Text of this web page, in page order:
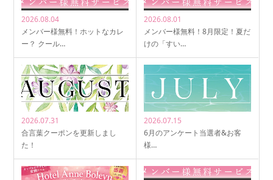
2026.08.04
メンバー様無料！ホットなカレ
ー？ クール…
2026.08.01
メンバー様無料！8月限定！夏だ
けの「すい…
2026.07.31
合言葉クーポンを更新しまし
た！
2026.07.15
6月のアンケート当選者&お客
様…